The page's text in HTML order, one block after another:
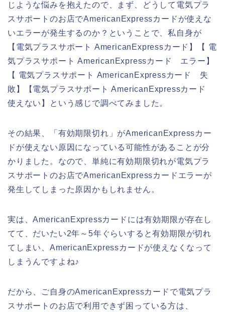
じような悩みを抱えたので、まず、どうして電気プラ
スサポートのお店でAmericanExpressカードが使えな
いエラーが発生するのか？ということで、私自身が
【電気プラスサポート AmericanExpressカード】【 電
気プラスサポート AmericanExpressカード エラー】
【 電気プラスサポート AmericanExpressカード 失
敗】【電気プラスサポート AmericanExpressカード
使えない】という感じで調べてみました。
その結果、「有効期限切れ」がAmericanExpressカー
ドが使えない原因になっている可能性があることが分
かりました。なので、単純に有効期限切れが電気プラ
スサポートのお店でAmericanExpressカードエラーが
発生してしまった原因かもしれません。
実は、AmericanExpressカードには有効期限が存在し
てて、だいたい2年～5年ぐらいすると有効期限が切れ
てしまい、AmericanExpressカードが使えなくなって
しまうんですよね♪
だから、ご自身のAmericanExpressカードで電気プラ
スサポートのお店で利用できず困っている方は、